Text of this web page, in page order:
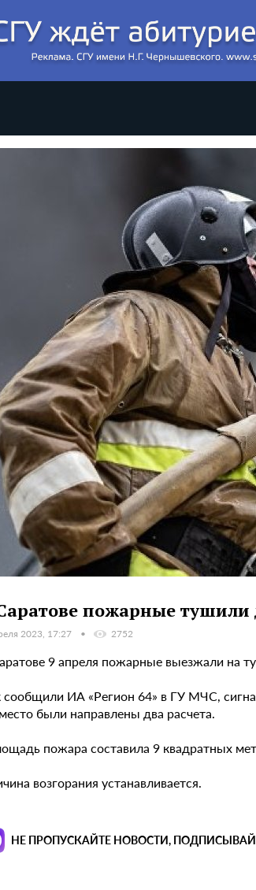
пожарные тушили
2023, 17:27 2752
9 апреля пожарные выезжали на
сообщили ИА «Регион 64» в ГУ МЧС,
были направлены два расчета.
пожара составила 9 квадратных
возгорания устанавливается.
НЕ ПРОПУСКАЙТЕ НОВОСТИ,